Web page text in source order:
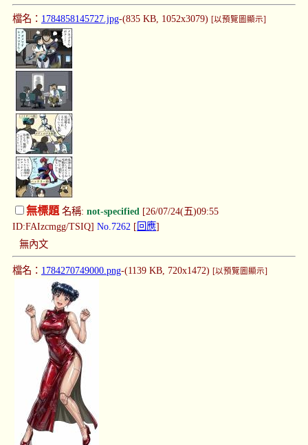
檔名： 1784858145727.jpg-(835 KB, 1052x3079) [以預覽圖顯示]
無標題名稱: not-specified [26/07/24(五)09:55
ID:FAIzcmgg/TSIQ] No.7262 [ 回應]
無內文
檔名： 1784270749000.png-(1139 KB, 720x1472) [以預覽圖顯示]